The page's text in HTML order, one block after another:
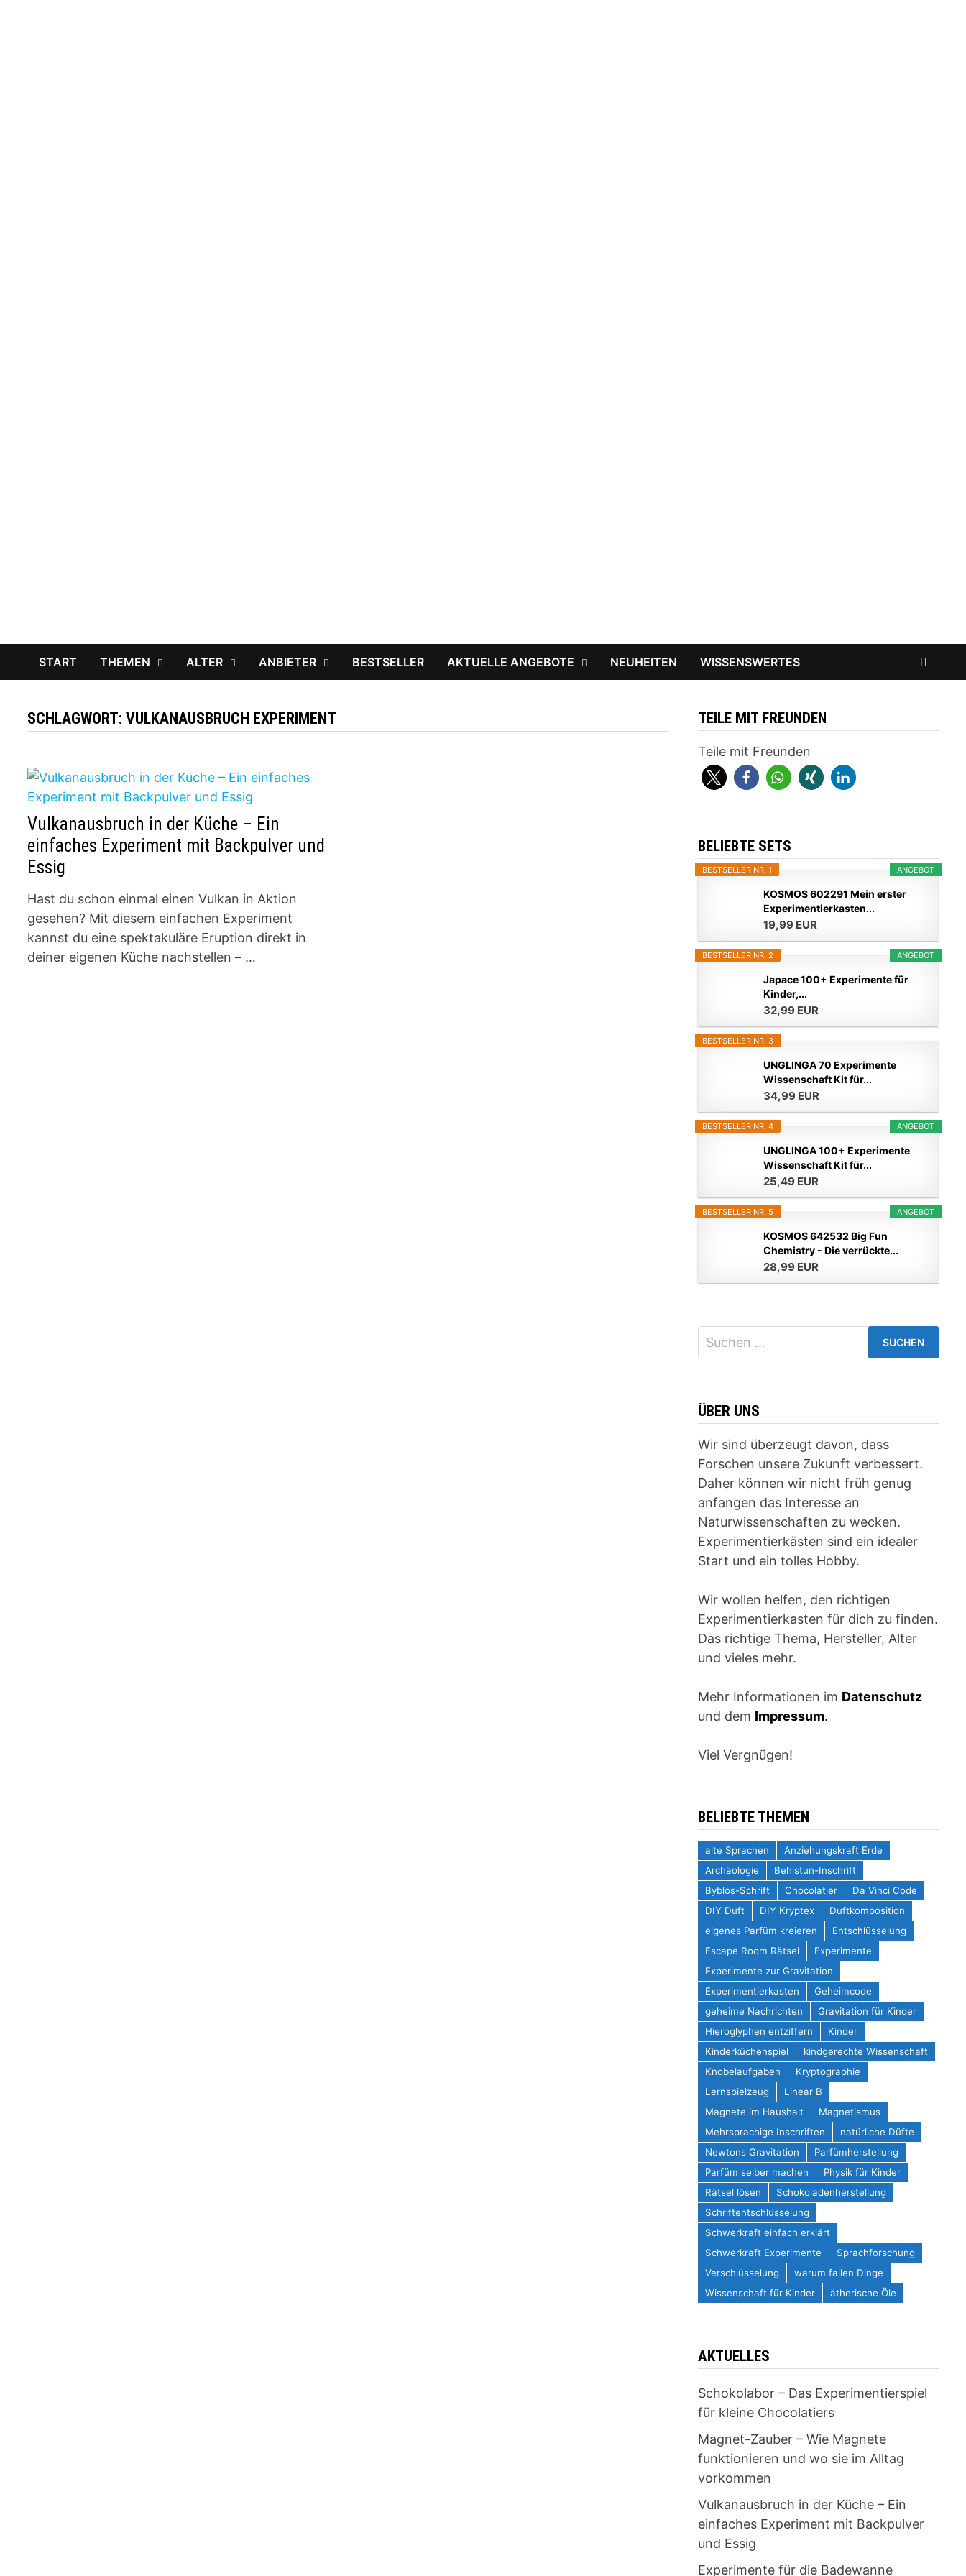
START THEMEN ALTER ANBIETER BESTSELLER AKTUELLE ANGEBOTE NEUHEITEN WISSENSWERTES
SCHLAGWORT:VULKANAUSBRUCH EXPERIMENT
Vulkanausbruch in der Küche – Ein
einfaches Experiment mit Backpulver und
Essig
Hast du schon einmal einen Vulkan in Aktion
gesehen? Mit diesem einfachen Experiment
kannst du eine spektakuläre Eruption direkt in
deiner eigenen Küche nachstellen – …
TEILE MIT FREUNDEN
Teile mit Freunden
BELIEBTE SETS
ANGEBOT
BESTSELLER NR. 1
KOSMOS 602291 Mein erster
Experimentierkasten...
19,99 EUR
ANGEBOT
BESTSELLER NR. 2
Japace 100+ Experimente für
Kinder,...
32,99 EUR
BESTSELLER NR. 3
UNGLINGA 70 Experimente
Wissenschaft Kit für...
34,99 EUR
ANGEBOT
BESTSELLER NR. 4
UNGLINGA 100+ Experimente
Wissenschaft Kit für...
25,49 EUR
ANGEBOT
BESTSELLER NR. 5
KOSMOS 642532 Big Fun
Chemistry - Die verrückte...
28,99 EUR
Suchen
nach:
ÜBER UNS
Wir sind überzeugt davon, dass
Forschen unsere Zukunft verbessert.
Daher können wir nicht früh genug
anfangen das Interesse an
Naturwissenschaften zu wecken.
Experimentierkästen sind ein idealer
Start und ein tolles Hobby.
Wir wollen helfen, den richtigen
Experimentierkasten für dich zu finden.
Das richtige Thema, Hersteller, Alter
und vieles mehr.
Mehr Informationen im Datenschutz
und dem Impressum.
Viel Vergnügen!
BELIEBTE THEMEN
alte Sprachen
Anziehungskraft Erde
Archäologie
Behistun-Inschrift
Byblos-Schrift
Chocolatier
Da Vinci Code
DIY Duft
DIY Kryptex
Duftkomposition
eigenes Parfüm kreieren
Entschlüsselung
Escape Room Rätsel
Experimente
Experimente zur Gravitation
Experimentierkasten
Geheimcode
geheime Nachrichten
Gravitation für Kinder
Hieroglyphen entziffern
Kinder
Kinderküchenspiel
kindgerechte Wissenschaft
Knobelaufgaben
Kryptographie
Lernspielzeug
Linear B
Magnete im Haushalt
Magnetismus
Mehrsprachige Inschriften
natürliche Düfte
Newtons Gravitation
Parfümherstellung
Parfüm selber machen
Physik für Kinder
Rätsel lösen
Schokoladenherstellung
Schriftentschlüsselung
Schwerkraft einfach erklärt
Schwerkraft Experimente
Sprachforschung
Verschlüsselung
warum fallen Dinge
Wissenschaft für Kinder
ätherische Öle
AKTUELLES
Schokolabor – Das Experimentierspiel
für kleine Chocolatiers
Magnet-Zauber – Wie Magnete
funktionieren und wo sie im Alltag
vorkommen
Vulkanausbruch in der Küche – Ein
einfaches Experiment mit Backpulver
und Essig
Experimente für die Badewanne